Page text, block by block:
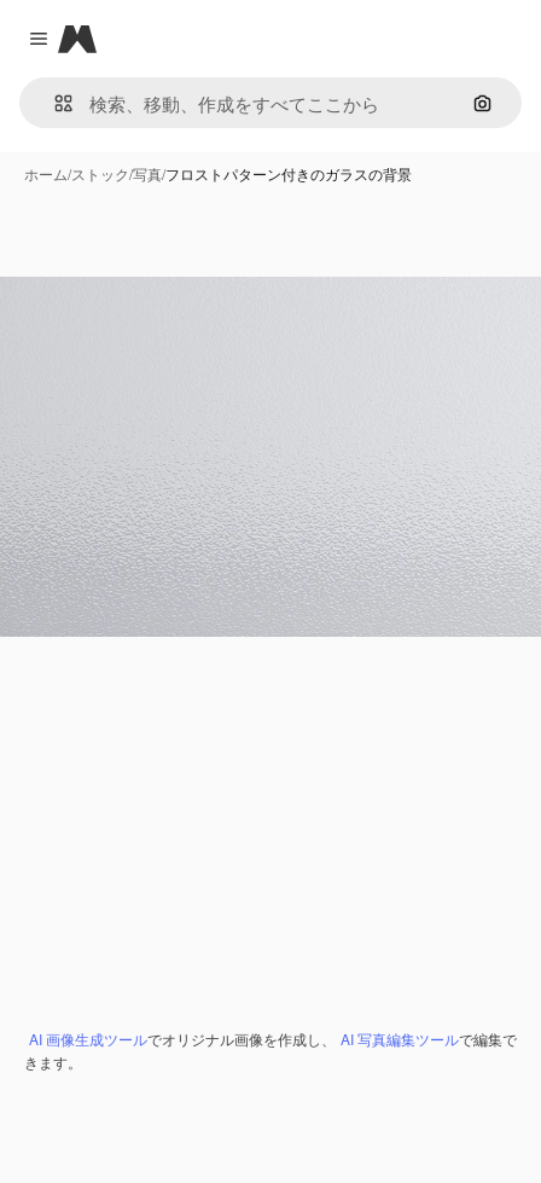
Close menu
Magnific
画像で
ホーム/ストック/写真/フロストパターン付きのガラスの背景
AI 画像生成ツールでオリジナル画像を作成し、 AI 写真編集ツールで編集で
きます。